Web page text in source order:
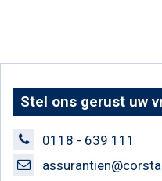
Stel ons gerust uw
0118 - 639 111